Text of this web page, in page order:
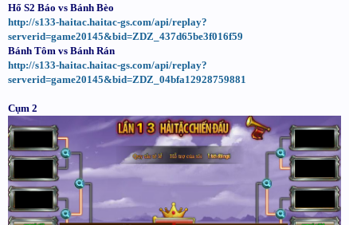
Hổ S2 Báo vs Bánh Bèo
http://s133-haitac.haitac-gs.com/api/replay?
serverid=game20145&bid=ZDZ_437d65be3f016f59
Bánh Tôm vs Bánh Rán
http://s133-haitac.haitac-gs.com/api/replay?
serverid=game20145&bid=ZDZ_04bfa12928759881
Cụm 2